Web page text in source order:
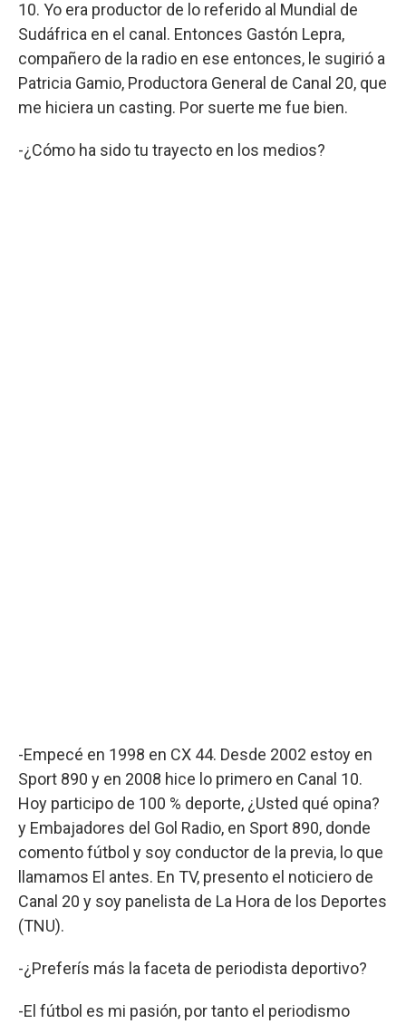
10. Yo era productor de lo referido al Mundial de
Sudáfrica en el canal. Entonces Gastón Lepra,
compañero de la radio en ese entonces, le sugirió a
Patricia Gamio, Productora General de Canal 20, que
me hiciera un casting. Por suerte me fue bien.
-¿Cómo ha sido tu trayecto en los medios?
-Empecé en 1998 en CX 44. Desde 2002 estoy en
Sport 890 y en 2008 hice lo primero en Canal 10.
Hoy participo de 100 % deporte, ¿Usted qué opina?
y Embajadores del Gol Radio, en Sport 890, donde
comento fútbol y soy conductor de la previa, lo que
llamamos El antes. En TV, presento el noticiero de
Canal 20 y soy panelista de La Hora de los Deportes
(TNU).
-¿Preferís más la faceta de periodista deportivo?
-El fútbol es mi pasión, por tanto el periodismo